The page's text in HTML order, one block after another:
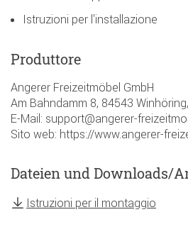
Istruzioni per l'installazione
Produttore
Angerer Freizeitmöbel GmbH
Am Bahndamm 8, 84543
E-Mail: support@angerer-
Sito web: https://www.angerer-
Dateien und Downloads/
Istruzioni per il montaggio